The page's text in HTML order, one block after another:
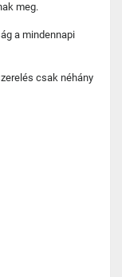
meg.
a mindennapi
csak néhány